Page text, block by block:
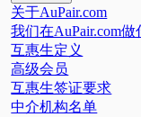
关于AuPair.com
我们在AuPair.com
互惠生定义
高级会员
互惠生签证要求
中介机构名单